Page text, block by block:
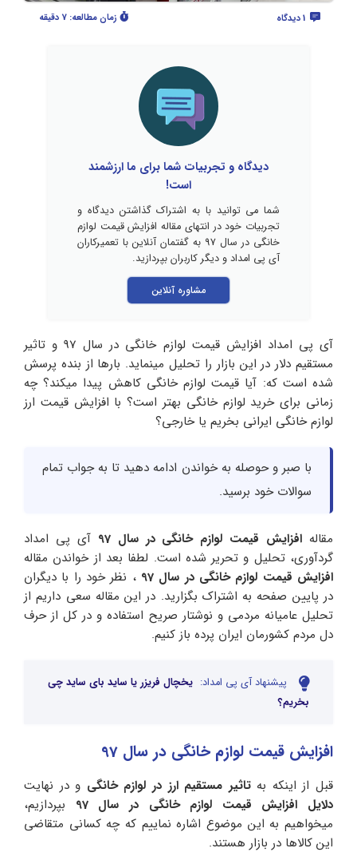
زمان مطالعه: 7 دقیقه
دیدگاه و تجربیات شما برای ما ارزشمند
است!
شما می توانید با به اشتراک گذاشتن دیدگاه و
تجربیات خود در انتهای مقاله افزایش قیمت لوازم
خانگی در سال 97 به گفتمان آنلاین با تعمیرکاران
آی پی امداد و دیگر کاربران بپردازید.
مشاوره آنلاین
آی پی امداد افزایش قیمت لوازم خانگی در سال 97 و تاثیر
مستقیم دلار در این بازار را تحلیل مینماید. بارها از بنده پرسش
شده است که: آیا قیمت لوازم خانگی کاهش پیدا میکند؟ چه
زمانی برای خرید لوازم خانگی بهتر است؟ با افزایش قیمت ارز
لوازم خانگی ایرانی بخریم یا خارجی؟
با صبر و حوصله به خواندن ادامه دهید تا به جواب تمام
سوالات خود برسید.
مقاله افزایش قیمت لوازم خانگی در سال 97
آی پی امداد
گردآوری، تحلیل و تحریر شده است. لطفا بعد از خواندن مقاله
افزایش قیمت لوازم خانگی در سال 97
، نظر خود را با دیگران
در پایین صفحه به اشتراک بگزارید. در این مقاله سعی داریم از
تحلیل عامیانه مردمی و نوشتار صریح استفاده و در کل از حرف
دل مردم کشورمان ایران پرده باز کنیم.
پیشنهاد آی پی امداد: یخچال فریزر یا ساید بای ساید چی
بخریم؟
افزایش قیمت لوازم خانگی در سال 97
قبل از اینکه بهتاثیر مستقیم ارز در لوازم خانگی و در نهایت
دلایل افزایش قیمت لوازم خانگی در سال 97
بپردازیم،
میخواهیم به این موضوع اشاره نماییم که چه کسانی متقاضی
این کالاها در بازار هستند.